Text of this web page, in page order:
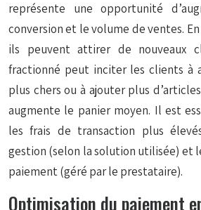
représente une opportunité
conversion et le volume de ventes.
ils peuvent attirer de nouveaux
fractionné peut inciter les clients à
plus chers ou à ajouter plus
augmente le panier moyen. Il est
les frais de transaction plus
gestion (selon la solution utilisée) et
paiement (géré par le prestataire).
Optimisation du paiement